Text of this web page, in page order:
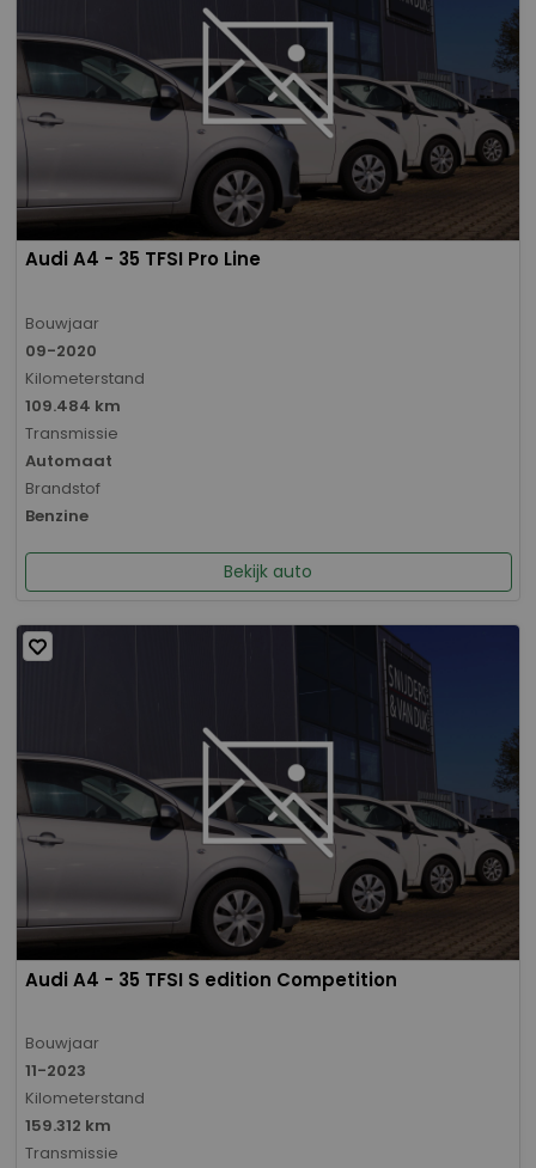
Audi A4 - 35 TFSI Pro Line
Bouwjaar
09-2020
Kilometerstand
109.484 km
Transmissie
Automaat
Brandstof
Benzine
Bekijk auto
Audi A4 - 35 TFSI S edition Competition
Bouwjaar
11-2023
Kilometerstand
159.312 km
Transmissie